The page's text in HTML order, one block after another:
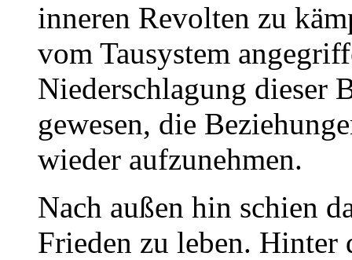
inneren Revolten zu
vom Tausystem
Niederschlagung dieser
gewesen, die
wieder aufzunehmen.
Nach außen hin schien
Frieden zu leben. Hinter